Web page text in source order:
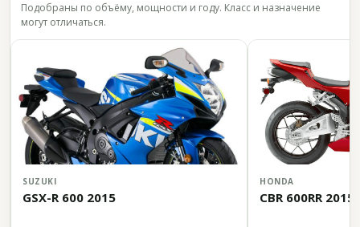
Подобраны по объёму, мощности и году. Класс и назначение
могут отличаться.
SUZUKI
GSX-R 600 2015
HONDA
CBR 600RR 2015